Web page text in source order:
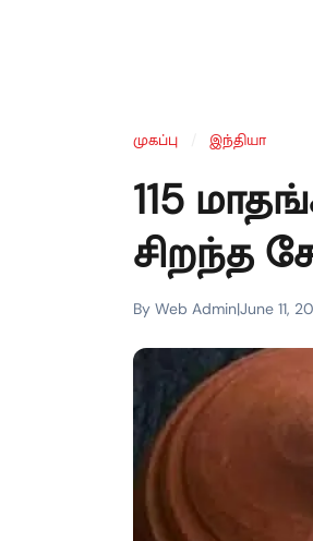
முகப்பு இந்தியா
115
சிறந்த
By Web Admin|June 11,